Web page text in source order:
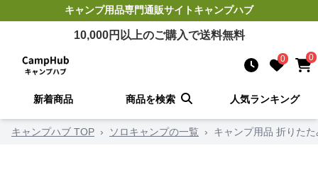
キャンプ用品専門通販サイトキャンプハブ
10,000円以上のご購入で送料無料
0 0
新着商品 商品を検索 人気ランキング
キャンプハブ TOP › ソロキャンプの一覧 › キャンプ用品 折りた